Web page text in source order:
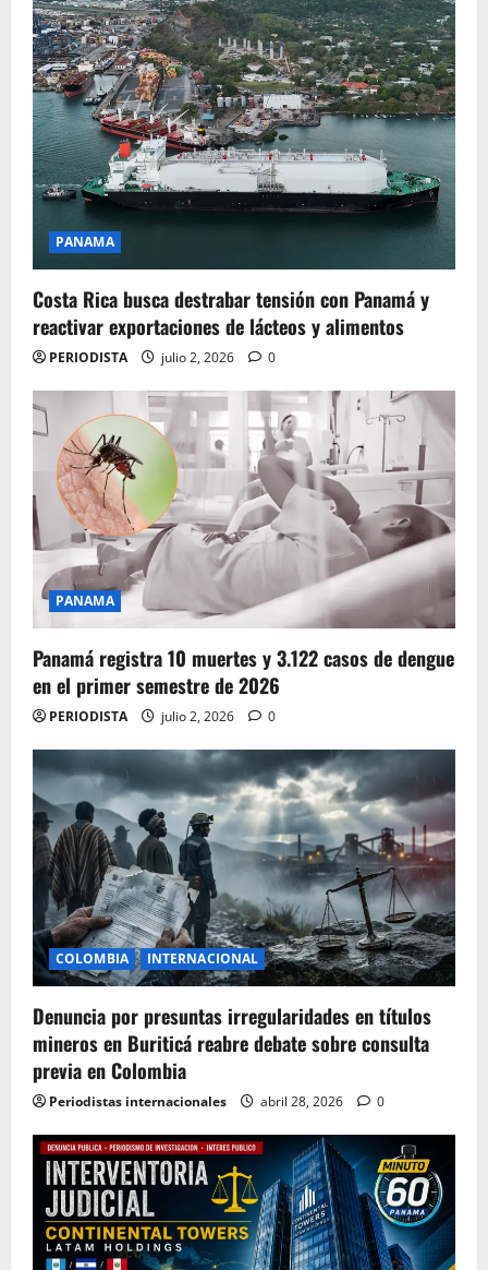
PANAMA
Costa Rica busca destrabar tensión con Panamá y
reactivar exportaciones de lácteos y alimentos
PERIODISTA julio 2, 2026 0
PANAMA
Panamá registra 10 muertes y 3.122 casos de dengue
en el primer semestre de 2026
PERIODISTA julio 2, 2026 0
COLOMBIA INTERNACIONAL
Denuncia por presuntas irregularidades en títulos
mineros en Buriticá reabre debate sobre consulta
previa en Colombia
Periodistas internacionales abril 28, 2026 0